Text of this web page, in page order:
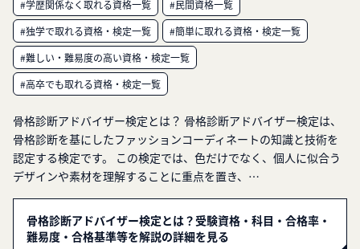
#学歴関係なく取れる資格一覧
#民間資格一覧
#独学で取れる資格・検定一覧
#簡単に取れる資格・検定一覧
#難しい・難易度の高い資格・検定一覧
#高卒でも取れる資格・検定一覧
骨格診断アドバイザー検定とは？ 骨格診断アドバイザー検定は、
骨格診断を基にしたファッションコーディネートの知識と技術を
認定する検定です。 この検定では、色だけでなく、個人に似合う
デザインや素材を理解することに重点を置き、…
骨格診断アドバイザー検定とは？受験資格・科目・合格率・
難易度・合格基準等を解説の詳細を見る